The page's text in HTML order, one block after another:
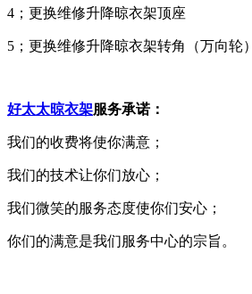
4；更换维修升降晾衣架顶座
5；更换维修升降晾衣架转角（万向轮）
好太太晾衣架服务承诺：
我们的收费将使你满意；
我们的技术让你们放心；
我们微笑的服务态度使你们安心；
你们的满意是我们服务中心的宗旨。